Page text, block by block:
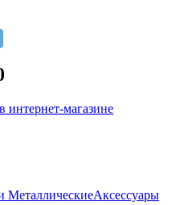
интернет-магазине
МеталлическиеАксессуары